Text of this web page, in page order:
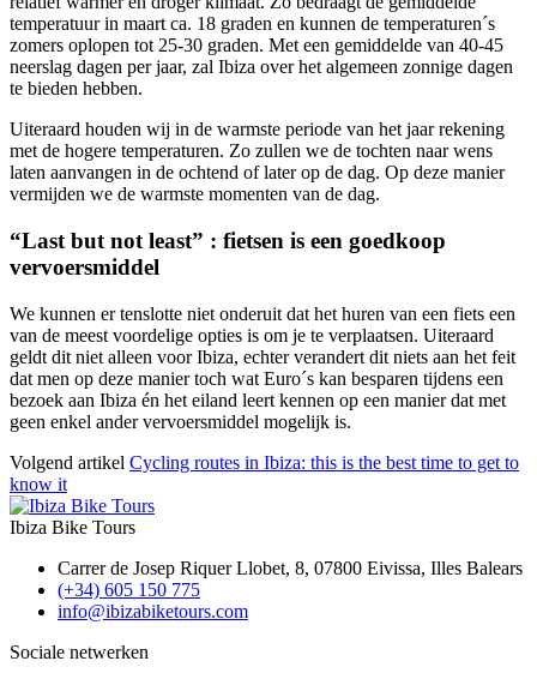
temperatuur in maart ca. 18 graden en kunnen de temperaturen´s
zomers oplopen tot 25-30 graden. Met een gemiddelde van 40-45
neerslag dagen per jaar, zal Ibiza over het algemeen zonnige dagen
te bieden hebben.
Uiteraard houden wij in de warmste periode van het jaar rekening
met de hogere temperaturen. Zo zullen we de tochten naar wens
laten aanvangen in de ochtend of later op de dag. Op deze manier
vermijden we de warmste momenten van de dag.
“Last but not least” : fietsen is een goedkoop
vervoersmiddel
We kunnen er tenslotte niet onderuit dat het huren van een fiets een
van de meest voordelige opties is om je te verplaatsen. Uiteraard
geldt dit niet alleen voor Ibiza, echter verandert dit niets aan het feit
dat men op deze manier toch wat Euro´s kan besparen tijdens een
bezoek aan Ibiza én het eiland leert kennen op een manier dat met
geen enkel ander vervoersmiddel mogelijk is.
Volgend artikel Cycling routes in Ibiza: this is the best time to get to
know it
Ibiza Bike Tours
Carrer de Josep Riquer Llobet, 8, 07800 Eivissa, Illes Balears
(+34) 605 150 775
info@ibizabiketours.com
Sociale netwerken